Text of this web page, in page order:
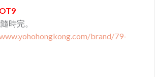
時完。
brand/79-